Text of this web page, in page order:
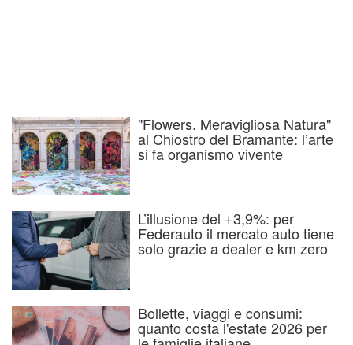
"Flowers. Meravigliosa Natura"
al Chiostro del Bramante: l’arte
si fa organismo vivente
L’illusione del +3,9%: per
Federauto il mercato auto tiene
solo grazie a dealer e km zero
Bollette, viaggi e consumi:
quanto costa l'estate 2026 per